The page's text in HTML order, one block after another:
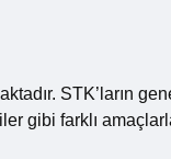
STK’ların
gibi farklı